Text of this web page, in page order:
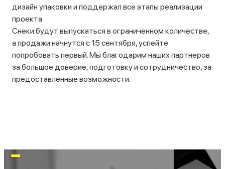
дизайн упаковки и поддержал все этапы реализации
проекта.
Снеки будут выпускаться в ограниченном количестве,
а продажи начнутся с 15 сентября, успейте
попробовать первый. Мы благодарим наших партнеров
за большое доверие, подготовку и сотрудничество, за
предоставленные возможности.